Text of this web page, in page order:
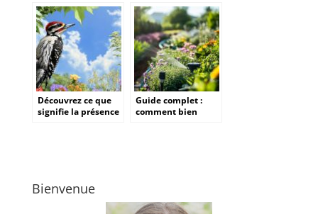
forestières robustes
et performantes
pour sublimer votre
jardin
Découvrez ce que
signifie la présence
Guide complet :
comment bien
Bienvenue